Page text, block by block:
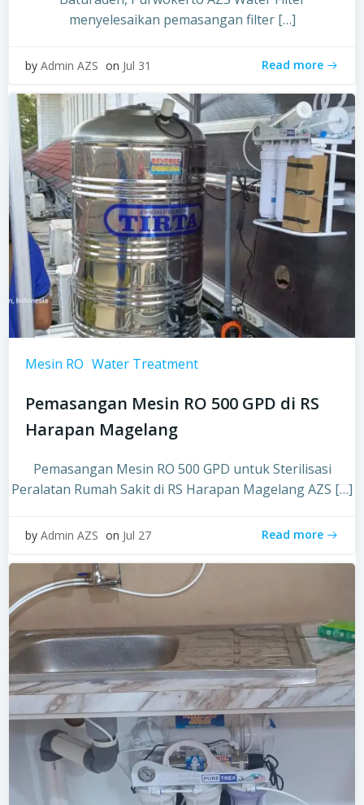
menyelesaikan pemasangan filter […]
by Admin AZS on Jul 31 Read more
Mesin RO Water Treatment
Pemasangan Mesin RO 500 GPD di RS
Harapan Magelang
Pemasangan Mesin RO 500 GPD untuk Sterilisasi
Peralatan Rumah Sakit di RS Harapan Magelang AZS […]
by Admin AZS on Jul 27 Read more